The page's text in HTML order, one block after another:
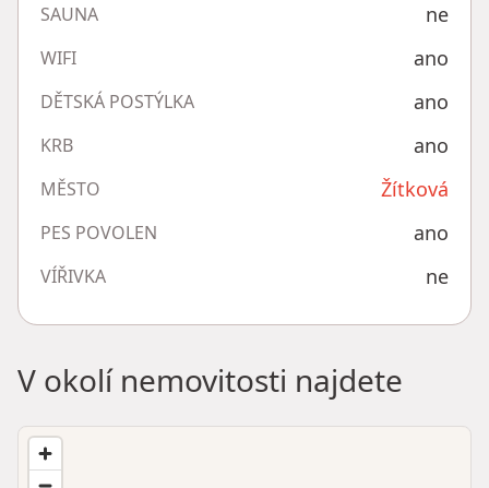
SAUNA ne
WIFI ano
DĚTSKÁ POSTÝLKA ano
KRB ano
MĚSTO Žítková
PES POVOLEN ano
VÍŘIVKA ne
V okolí nemovitosti najdete